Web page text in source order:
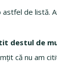
astfel de listă.
destul de
că nu am